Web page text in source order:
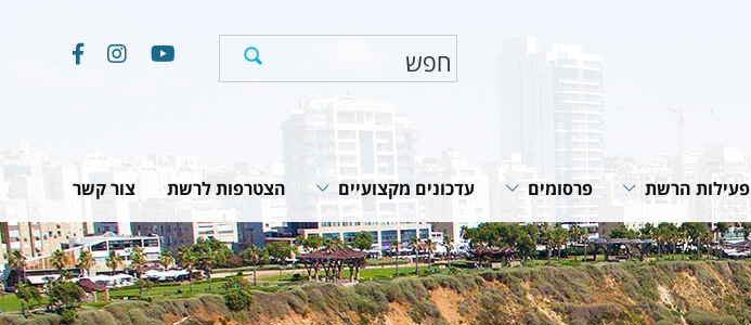
פעילות הרשת
תוכניות ופעילות הרשת
שיתופי פעולה
פרסומים
חוברות הנחיה
סיכומי פעילות
מאמרים מקצועיים
עדכונים מקצועיים
חוקים, תקנות והמלצות
תוכניות לאומיות
מאמרים וכתבות
הצטרפות לרשת צור קשר